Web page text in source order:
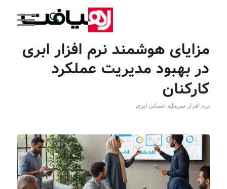
مزایای هوشمند نرم افزار ابری
در بهبود مدیریت عملکرد
کارکنان
نرم افزار سرمایه انسانی ابری